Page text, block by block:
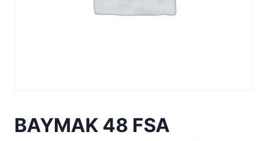
BAYMAK 48 FSA